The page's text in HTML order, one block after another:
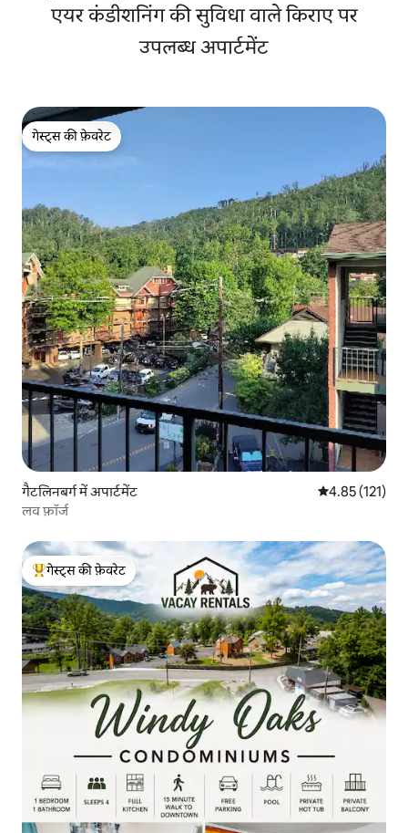
एयर कंडीशनिंग की सुविधा वाले किराए पर
उपलब्ध अपार्टमेंट
गेस्ट्स की फ़ेवरेट
गेस्ट्स की फ़ेवरेट
गैटलिनबर्ग में अपार्टमेंट औसत रेटिंग 5 में से
4.85 (121)
लव फ़ॉर्ज
गेस्ट्स का टॉप फ़ेवरेट
गेस्ट्स की फ़ेवरेट